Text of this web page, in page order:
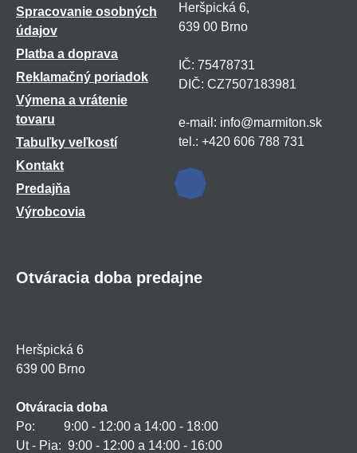
Spracovanie osobných
údajov
Platba a doprava
Reklamačný poriadok
Výmena a vrátenie
tovaru
Tabuľky veľkostí
Kontakt
Predajňa
Výrobcovia
Heršpická 6,
639 00 Brno
IČ: 75478731
DIČ: CZ7507183981
e-mail: info@marmiton.sk
tel.: +420 606 788 731
Otváracia doba predajne
Heršpická 6
639 00 Brno
Otváracia doba
Po: 9:00 - 12:00 a 14:00 - 18:00
Ut - Pia: 9:00 - 12:00 a 14:00 - 16:00